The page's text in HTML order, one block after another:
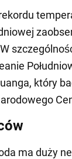
który
ma duży